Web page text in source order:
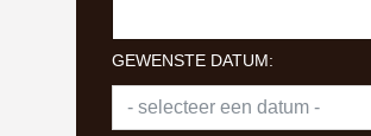
GEWENSTE DATUM: